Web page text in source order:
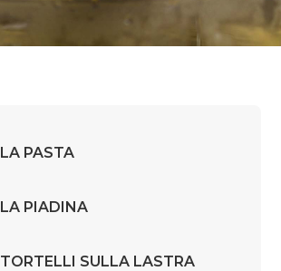
LA PASTA
LA PIADINA
TORTELLI SULLA LASTRA